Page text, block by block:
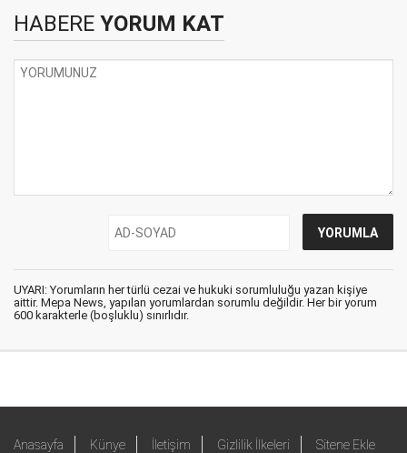
HABERE YORUM KAT
UYARI: Yorumların her türlü cezai ve hukuki sorumluluğu yazan kişiye
aittir. Mepa News, yapılan yorumlardan sorumlu değildir. Her bir yorum
600 karakterle (boşluklu) sınırlıdır.
Anasayfa Künye İletişim Gizlilik İlkeleri Sitene Ekle